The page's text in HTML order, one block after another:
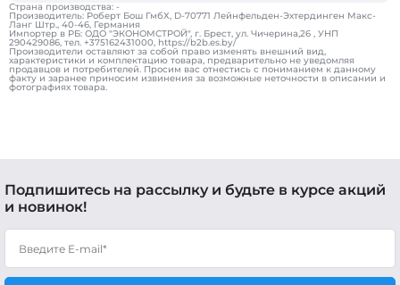
Страна производства: -
Производитель: Роберт Бош ГмбХ, D-70771 Лейнфельден-Эхтердинген Макс-
Ланг Штр., 40-46, Германия
Импортер в РБ: ОДО "ЭКОНОМСТРОЙ", г. Брест, ул. Чичерина,26 , УНП
290429086, тел. +375162431000, https://b2b.es.by/
Производители оставляют за собой право изменять внешний вид,
характеристики и комплектацию товара, предварительно не уведомляя
продавцов и потребителей. Просим вас отнестись с пониманием к данному
факту и заранее приносим извинения за возможные неточности в описании и
фотографиях товара.
Подпишитесь на рассылку и будьте в курсе акций
и новинок!